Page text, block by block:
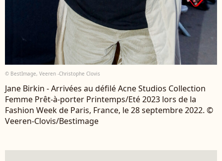
© BestImage, Veeren -Christophe Clovis
Jane Birkin - Arrivées au défilé Acne Studios Collection
Femme Prêt-à-porter Printemps/Eté 2023 lors de la
Fashion Week de Paris, France, le 28 septembre 2022. ©
Veeren-Clovis/Bestimage